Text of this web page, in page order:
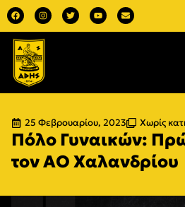
25 Φεβρουαρίου, 2023 Χωρίς
Πόλο Γυναικών:
τον ΑΟ Χαλανδρίου